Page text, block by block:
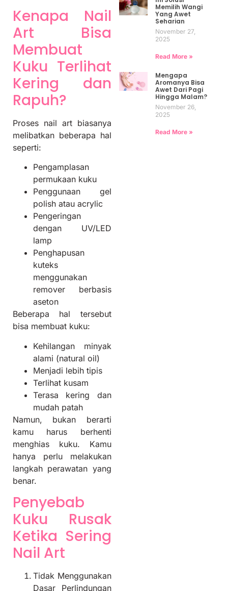
Kenapa Nail
Art Bisa
Membuat
Kuku Terlihat
Kering dan
Rapuh?
Proses nail art biasanya
melibatkan beberapa hal
seperti:
Pengamplasan
permukaan kuku
Penggunaan gel
polish atau acrylic
Pengeringan
dengan UV/LED
lamp
Penghapusan
kuteks
menggunakan
remover berbasis
aseton
Beberapa hal tersebut
bisa membuat kuku:
Kehilangan minyak
alami (natural oil)
Menjadi lebih tipis
Terlihat kusam
Terasa kering dan
mudah patah
Namun, bukan berarti
kamu harus berhenti
menghias kuku. Kamu
hanya perlu melakukan
langkah perawatan yang
benar.
Penyebab
Kuku Rusak
Ketika Sering
Nail Art
Tidak Menggunakan
Dasar Perlindungan
Memilih Wangi
Yang Awet
Seharian
November 27,
2025
Read More »
Mengapa
Aromanya Bisa
Awet Dari Pagi
Hingga Malam?
November 26,
2025
Read More »